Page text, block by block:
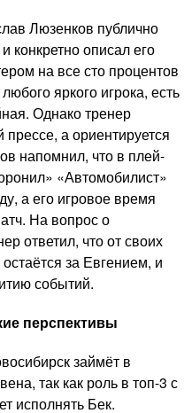
Люзенков публично
конкретно описал его
на все сто процентов
яркого игрока, есть
Однако тренер
а ориентируется
напомнил, что в плей-
«Автомобилист»
а его игровое время
На вопрос о
ответил, что от своих
за Евгением, и
событий.
перспективы
займёт в
так как роль в топ-3 с
исполнять Бек.